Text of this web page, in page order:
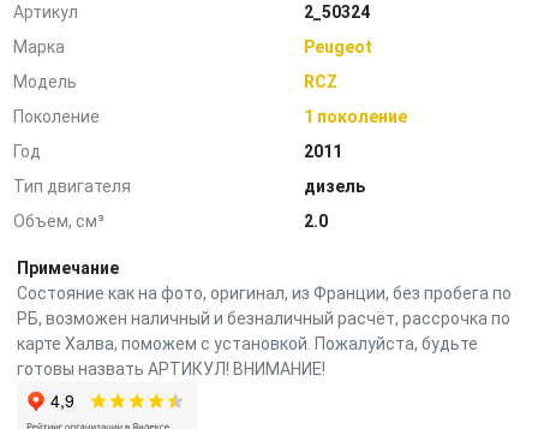
Артикул
2_50324
Марка
Peugeot
Модель
RCZ
Поколение
1 поколение
Год
2011
Тип двигателя
дизель
Объем, см³
2.0
Примечание
Состояние как на фото, оригинал, из Франции, без пробега по
РБ, возможен наличный и безналичный расчёт, рассрочка по
карте Халва, поможем с установкой. Пожалуйста, будьте
готовы назвать АРТИКУЛ! ВНИМАНИЕ!